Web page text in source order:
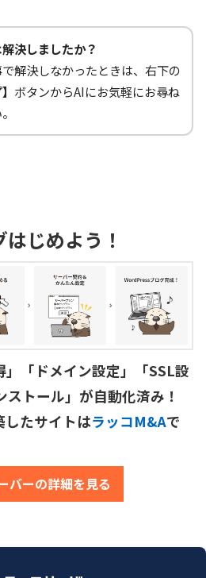
決しましたか？
解決しなかったときは、右下の
ボタンからAIにお気軽にお尋ね
じめよう！
」「ドメイン設定」「SSL設
トール」が自動化済み！
したサイトはラッコM&Aで
バーの詳細を見る